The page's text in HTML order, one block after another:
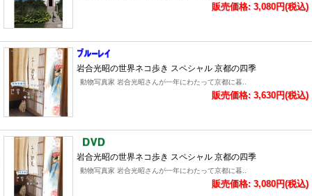
販売価格: 3,080円(税込)
岩合光昭の世界ネコ歩き スペシャル 京都の四季
動物写真家 岩合光昭さんが一年にわたって京都に暮..
販売価格: 3,630円(税込)
岩合光昭の世界ネコ歩き スペシャル 京都の四季
動物写真家 岩合光昭さんが一年にわたって京都に暮..
販売価格: 3,080円(税込)